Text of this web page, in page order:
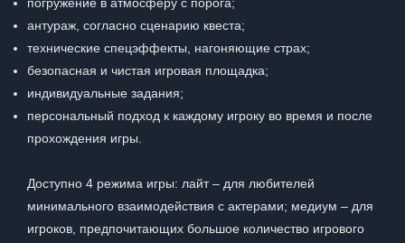
антураж, согласно сценарию квеста;
технические спецэффекты, нагоняющие страх;
безопасная и чистая игровая площадка;
индивидуальные задания;
персональный подход к каждому игроку во время и после
прохождения игры.
Доступно 4 режима игры: лайт – для любителей
минимального взаимодействия с актерами; медиум – для
игроков, предпочитающих большое количество игрового